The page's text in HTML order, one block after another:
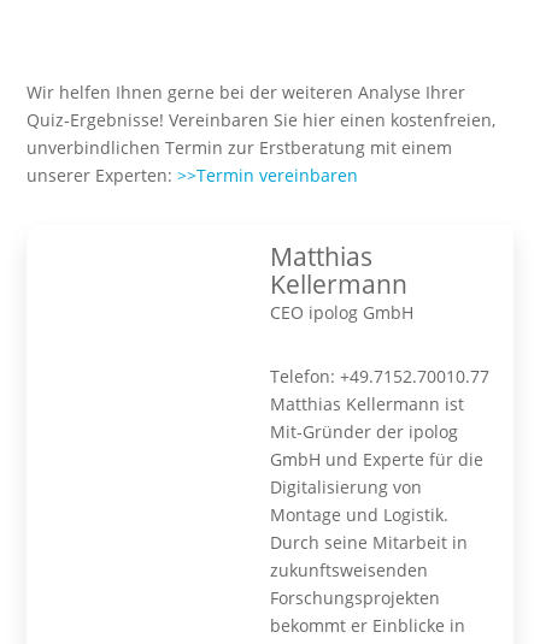
Wir helfen Ihnen gerne bei der weiteren Analyse Ihrer
Quiz-Ergebnisse! Vereinbaren Sie hier einen kostenfreien,
unverbindlichen Termin zur Erstberatung mit einem
unserer Experten:>>Termin vereinbaren
Matthias
Kellermann
CEO ipolog GmbH
Telefon: +49.7152.70010.77
Matthias Kellermann ist
Mit-Gründer der ipolog
GmbH und Experte für die
Digitalisierung von
Montage und Logistik.
Durch seine Mitarbeit in
zukunftsweisenden
Forschungsprojekten
bekommt er Einblicke in